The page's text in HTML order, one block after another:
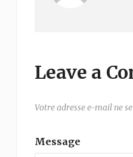
Leave a
Votre adresse e-mail ne
Message